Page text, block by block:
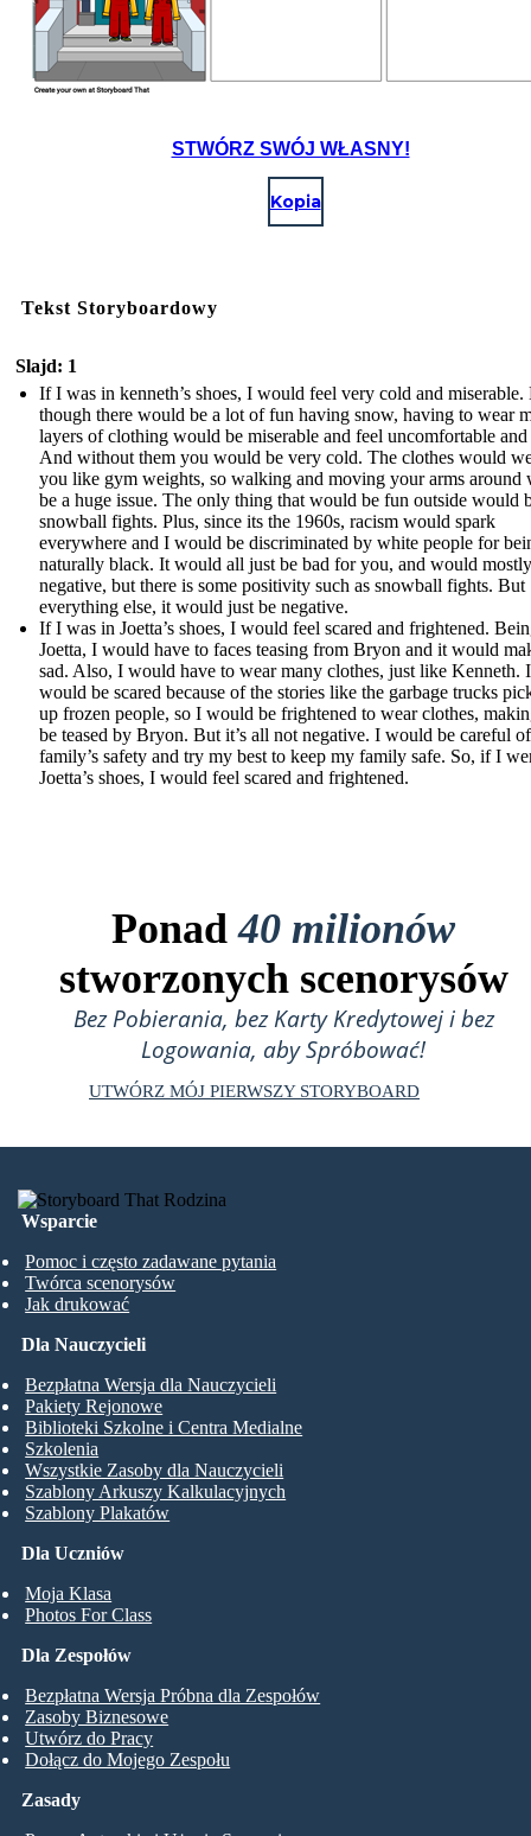
STWÓRZ SWÓJ WŁASNY!
Kopia
Tekst Storyboardowy
Slajd: 1
If I was in kenneth’s shoes, I would feel very cold and miserable.
though there would be a lot of fun having snow, having to wear
layers of clothing would be miserable and feel uncomfortable
And without them you would be very cold. The clothes would
you like gym weights, so walking and moving your arms around
be a huge issue. The only thing that would be fun outside would
snowball fights. Plus, since its the 1960s, racism would spark
everywhere and I would be discriminated by white people for
naturally black. It would all just be bad for you, and would
negative, but there is some positivity such as snowball fights. But
everything else, it would just be negative.
If I was in Joetta’s shoes, I would feel scared and frightened.
Joetta, I would have to faces teasing from Bryon and it would
sad. Also, I would have to wear many clothes, just like Kenneth. I
would be scared because of the stories like the garbage trucks
up frozen people, so I would be frightened to wear clothes,
be teased by Bryon. But it’s all not negative. I would be careful
family’s safety and try my best to keep my family safe. So, if I
Joetta’s shoes, I would feel scared and frightened.
Ponad40 milionów
stworzonych scenorysów
Bez Pobierania, bez Karty Kredytowej i bez
Logowania, aby Spróbować!
UTWÓRZ MÓJ PIERWSZY STORYBOARD
Wsparcie
Pomoc i często zadawane pytania
Twórca scenorysów
Jak drukować
Dla Uczniów
Moja Klasa
Photos For Class
Dla Nauczycieli
Bezpłatna Wersja dla Nauczycieli
Pakiety Rejonowe
Biblioteki Szkolne i Centra Medialne
Szkolenia
Wszystkie Zasoby dla Nauczycieli
Szablony Arkuszy Kalkulacyjnych
Szablony Plakatów
Dla Zespołów
Bezpłatna Wersja Próbna dla Zespołów
Zasoby Biznesowe
Utwórz do Pracy
Dołącz do Mojego Zespołu
Zasady